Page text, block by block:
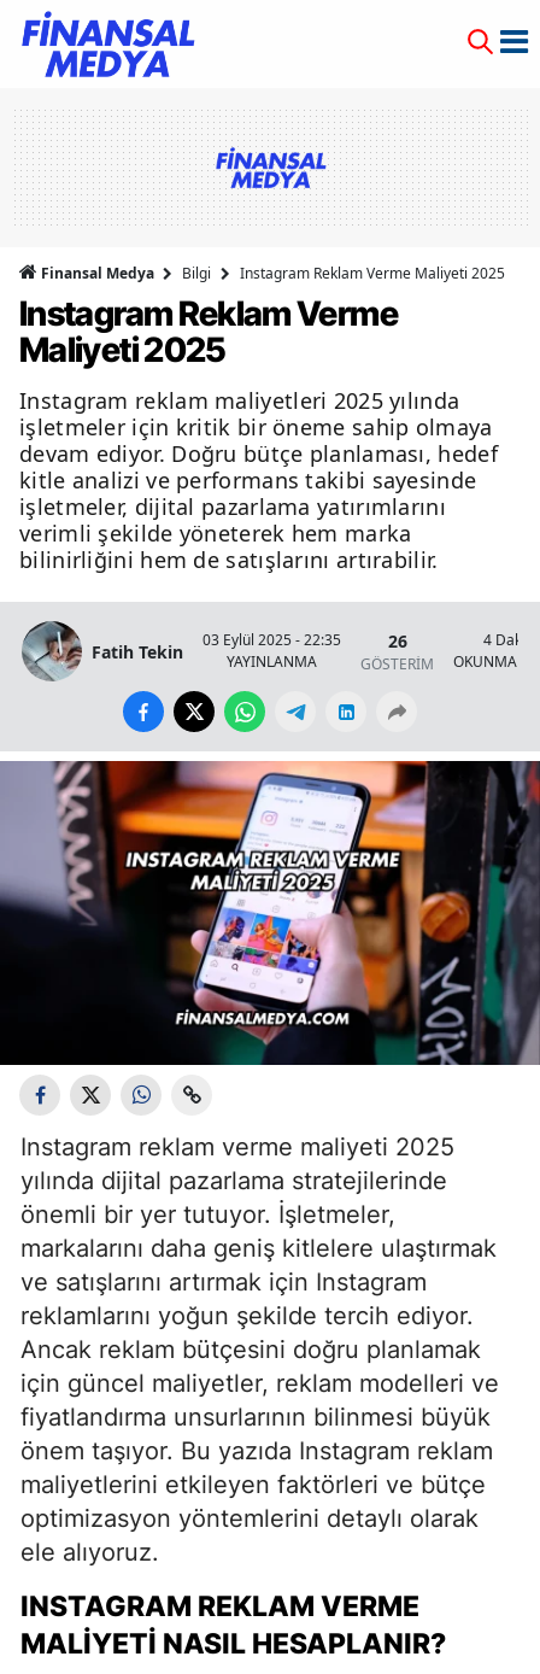
Finansal Medya Bilgi Instagram Reklam Verme Maliyeti 2025
Instagram Reklam Verme
Maliyeti 2025
Instagram reklam maliyetleri 2025 yılında
işletmeler için kritik bir öneme sahip olmaya
devam ediyor. Doğru bütçe planlaması, hedef
kitle analizi ve performans takibi sayesinde
işletmeler, dijital pazarlama yatırımlarını
verimli şekilde yöneterek hem marka
bilinirliğini hem de satışlarını artırabilir.
Fatih Tekin
03 Eylül 2025 - 22:35
YAYINLANMA
26
GÖSTERİM
4 Dakika
OKUNMA
Instagram reklam verme maliyeti 2025
yılında dijital pazarlama stratejilerinde
önemli bir yer tutuyor. İşletmeler,
markalarını daha geniş kitlelere ulaştırmak
ve satışlarını artırmak için Instagram
reklamlarını yoğun şekilde tercih ediyor.
Ancak reklam bütçesini doğru planlamak
için güncel maliyetler, reklam modelleri ve
fiyatlandırma unsurlarının bilinmesi büyük
önem taşıyor. Bu yazıda Instagram reklam
maliyetlerini etkileyen faktörleri ve bütçe
optimizasyon yöntemlerini detaylı olarak
ele alıyoruz.
INSTAGRAM REKLAM VERME
MALIYETI NASIL HESAPLANIR?